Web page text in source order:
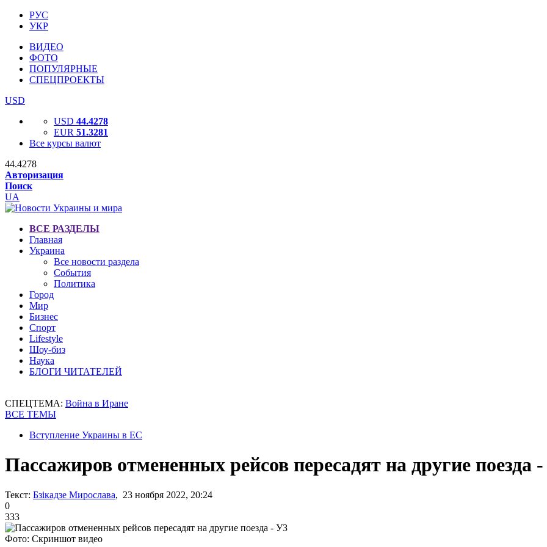
РУС
УКР
ВИДЕО
ФОТО
ПОПУЛЯРНЫЕ
СПЕЦПРОЕКТЫ
USD
USD 44.4278
EUR 51.3281
Все курсы валют
44.4278
Авторизация
Поиск
UA
ВСЕ РАЗДЕЛЫ
Главная
Украина
Все новости раздела
События
Политика
Город
Мир
Бизнес
Спорт
Lifestyle
Шоу-биз
Наука
БЛОГИ ЧИТАТЕЛЕЙ
СПЕЦТЕМА: Война в Иране
ВСЕ ТЕМЫ
Вступление Украины в ЕС
Пассажиров отмененных рейсов пересадят на другие поезда
Текст: Бзікадзе Мирослава, 23 ноября 2022, 20:24
0
333
Фото: Скриншот видео